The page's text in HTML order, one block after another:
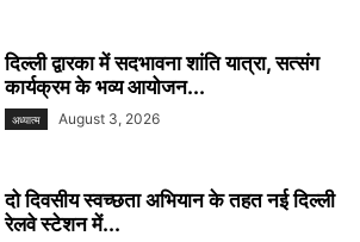
दिल्ली द्वारका में सदभावना शांति यात्रा, सत्संग
कार्यक्रम के भव्य आयोजन...
अध्यात्म August 3, 2026
दो दिवसीय स्वच्छता अभियान के तहत नई दिल्ली
रेलवे स्टेशन में...